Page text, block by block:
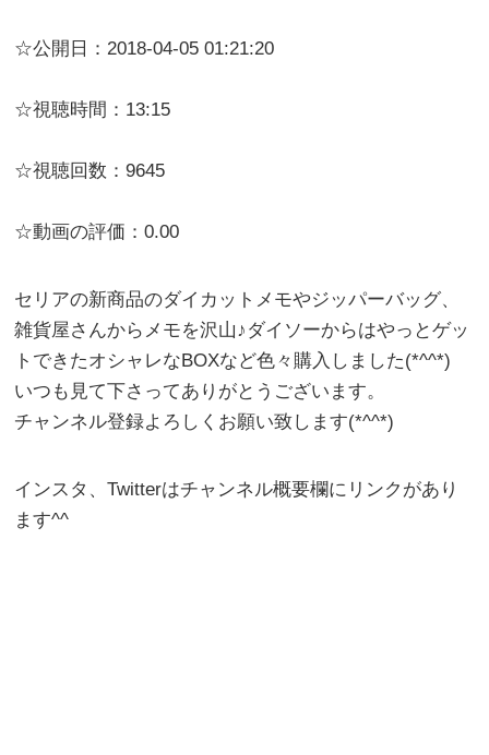
☆公開日：2018-04-05 01:21:20
☆視聴時間：13:15
☆視聴回数：9645
☆動画の評価：0.00
セリアの新商品のダイカットメモやジッパーバッグ、
雑貨屋さんからメモを沢山♪ダイソーからはやっとゲッ
トできたオシャレなBOXなど色々購入しました(*^^*)
いつも見て下さってありがとうございます。
チャンネル登録よろしくお願い致します(*^^*)
インスタ、Twitterはチャンネル概要欄にリンクがあり
ます^^